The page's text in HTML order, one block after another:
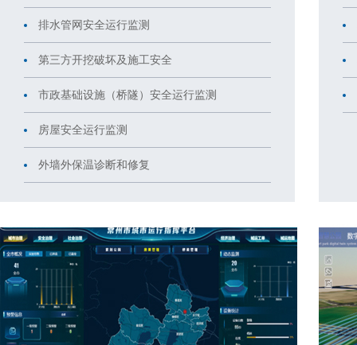
排水管网安全运行监测
第三方开挖破坏及施工安全
市政基础设施（桥隧）安全运行监测
房屋安全运行监测
外墙外保温诊断和修复